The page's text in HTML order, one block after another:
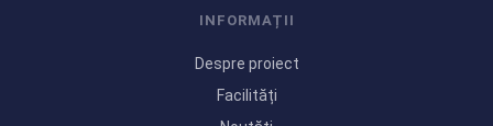
INFORMAȚII
Despre proiect
Facilități